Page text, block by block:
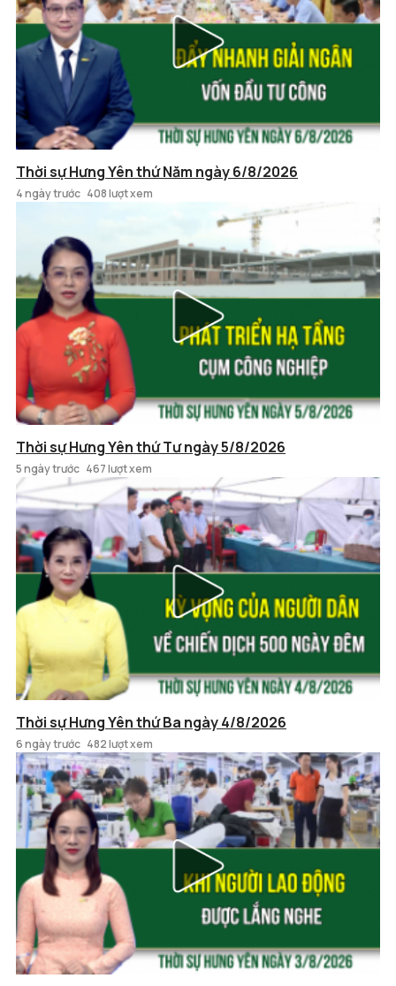
Thời sự Hưng Yên thứ Năm ngày 6/8/2026
4 ngày trước 408 lượt xem
Thời sự Hưng Yên thứ Tư ngày 5/8/2026
5 ngày trước 467 lượt xem
Thời sự Hưng Yên thứ Ba ngày 4/8/2026
6 ngày trước 482 lượt xem